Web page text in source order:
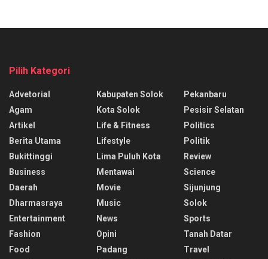
Pilih Kategori
Advetorial
Agam
Artikel
Berita Utama
Bukittinggi
Business
Daerah
Dharmasraya
Entertainment
Fashion
Food
Kabupaten Solok
Kota Solok
Life & Fitness
Lifestyle
Lima Puluh Kota
Mentawai
Movie
Music
News
Opini
Padang
Pekanbaru
Pesisir Selatan
Politics
Politik
Review
Science
Sijunjung
Solok
Sports
Tanah Datar
Travel